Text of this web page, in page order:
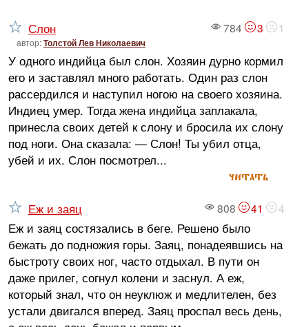
784 3 1
Слон
автор:Толстой Лев Николаевич
У одного индийца был слон. Хозяин дурно кормил
его и заставлял много работать. Один раз слон
рассердился и наступил ногою на своего хозяина.
Индиец умер. Тогда жена индийца заплакала,
принесла своих детей к слону и бросила их слону
под ноги. Она сказала: — Слон! Ты убил отца,
убей и их. Слон посмотрел...
читать
808 41 4
Еж и заяц
Еж и заяц состязались в беге. Решено было
бежать до подножия горы. Заяц, понадеявшись на
быстроту своих ног, часто отдыхал. В пути он
даже прилег, согнул колени и заснул. А еж,
который знал, что он неуклюж и медлителен, без
устали двигался вперед. Заяц проспал весь день,